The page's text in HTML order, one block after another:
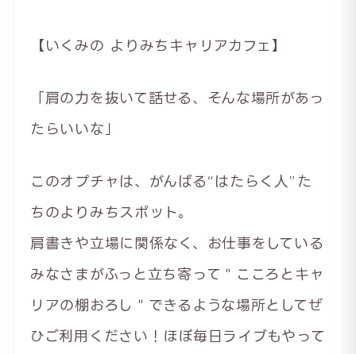
【いくみの よりみちキャリアカフェ】
「肩の力を抜いて話せる、そんな場所があっ
たらいいな」
このオプチャは、がんばる“はたらく人”た
ちのよりみちスポット。
肩書きや立場に関係なく、お仕事をしている
みなさまがふっと立ち寄って＂こころとキャ
リアの棚おろし＂できるような場所としてぜ
ひご利用ください！ほぼ毎日ライブもやって